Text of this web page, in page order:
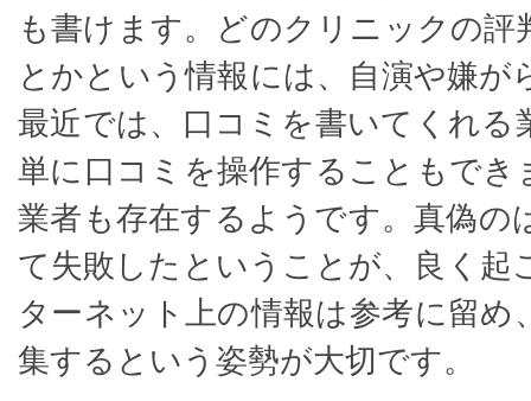
も書けます。どのクリニックの
とかという情報には、自演や嫌
最近では、口コミを書いてくれる
単に口コミを操作することもでき
業者も存在するようです。真偽の
て失敗したということが、良く起
ターネット上の情報は参考に留め
集するという姿勢が大切です。